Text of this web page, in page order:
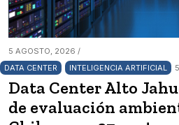
5 AGOSTO, 2026 /
DATA CENTER
INTELIGENCIA ARTIFICIAL
Data Center Alto
de evaluación